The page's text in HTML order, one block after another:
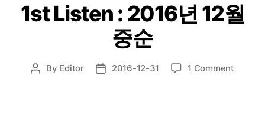
1st Listen : 2016년 12월
중순
Post
By Editor
Post2016-12-31 1 Commenton